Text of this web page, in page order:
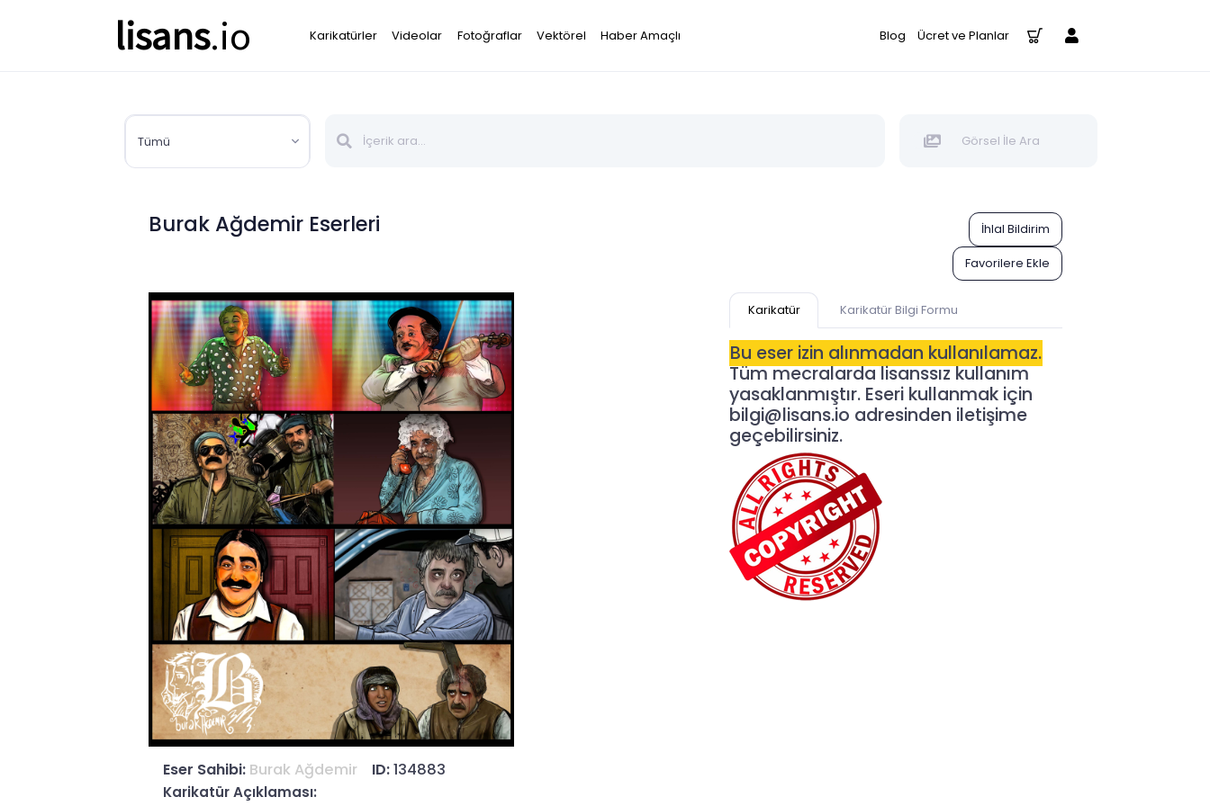
lisans.io Karikatürler Videolar Fotoğraflar Vektörel Haber Amaçlı Blog Ücret ve Planlar
Tümü Görsel İle Ara
Burak Ağdemir Eserleri
İhlal Bildirim
Favorilere Ekle
Karikatür Karikatür Bilgi Formu
Bu eser izin alınmadan kullanılamaz.
Tüm mecralarda lisanssız kullanım
yasaklanmıştır. Eseri kullanmak için
bilgi@lisans.io adresinden iletişime
geçebilirsiniz.
Eser Sahibi: Burak Ağdemir ID:134883
Karikatür Açıklaması: